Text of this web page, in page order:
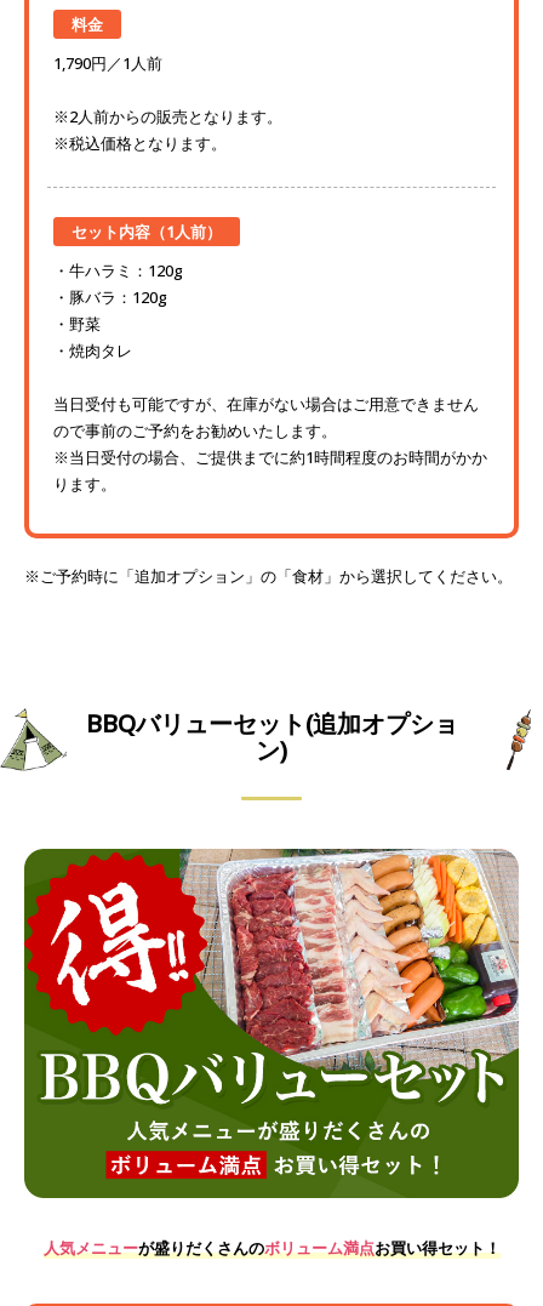
料金
1,790円／1人前
※2人前からの販売となります。
※税込価格となります。
セット内容（1人前）
牛ハラミ：120g
豚バラ：120g
野菜
焼肉タレ
当日受付も可能ですが、在庫がない場合はご用意できません
ので事前のご予約をお勧めいたします。
※当日受付の場合、ご提供までに約1時間程度のお時間がかか
ります。
※ご予約時に「追加オプション」の「食材」から選択してください。
BBQバリューセット(追加オプショ
ン)
人気メニューが盛りだくさんのボリューム満点お買い得セット！